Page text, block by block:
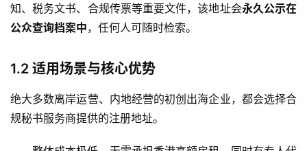
知、税务文书、合规传票等重要文件，该地址会永久公示在
公众查询档案中，任何人可随时检索。
1.2 适用场景与核心优势
绝大多数离岸运营、内地经营的初创出海企业，都会选择合
规秘书服务商提供的注册地址。